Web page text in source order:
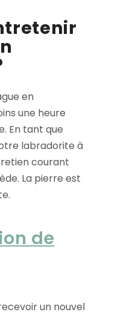
en
une heure
En tant que
labradorite à
courant
La pierre est
de
un nouvel